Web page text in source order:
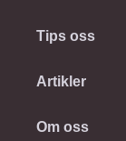
Tips oss
Artikler
Om oss